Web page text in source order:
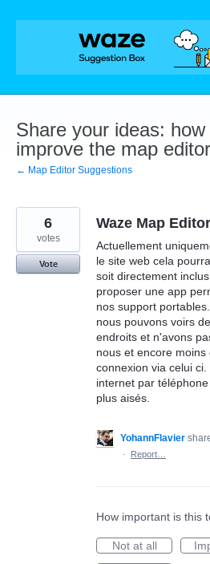
Skip
Share your ideas:
improve the map
← Map Editor Suggestions
Waze Map
Actuellement
le site web cela
soit directement
proposer une app
nos support
nous pouvons voirs
endroits et n'avons
nous et encore moins
connexion via celui
internet par
plus aisés.
6
votes
Vote
YohannFlavier
·
Report…
How important is this
Not at all